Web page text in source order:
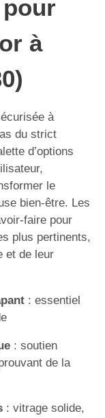
à
à
du strict
d’options
le
bien-être. Les
faire pour
plus pertinents,
et de leur
: essentiel
: soutien
de la
: vitrage solide,